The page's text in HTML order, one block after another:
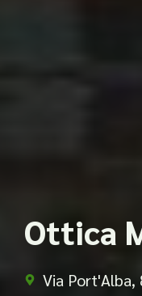
Ottica
Via Port'Alba,